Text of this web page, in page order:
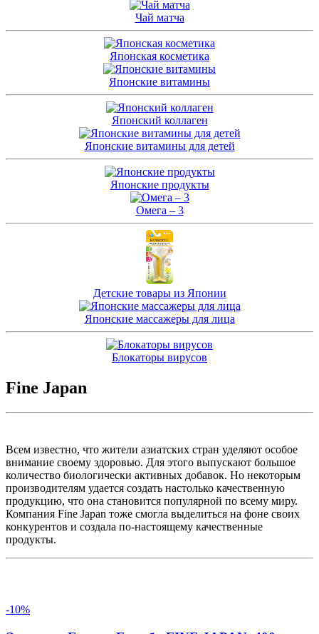
Чай матча
Японская косметика
Японские витамины
Японский коллаген
Японские витамины для детей
Японские продукты
Омега – 3
Детские товары из Японии
Японские массажеры для лица
Блокаторы вирусов
Fine Japan
Всем известно, что жители азиатских стран уделяют особое
внимание своему здоровью. Для этого выпускают большое
количество биологически активных добавок. Но некоторым
производителям удается создать настолько качественную
продукцию, что она становится популярной по всему миру.
Компания Fine Japan тоже смогла выделиться на фоне своих
конкурентов и создала по-настоящему качественные
продукты.
-10%